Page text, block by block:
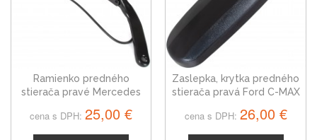
Ramienko predného
stierača pravé Mercedes
cena s DPH: 25,00 €
Zaslepka, krytka predného
stierača pravá Ford C-MAX
cena s DPH: 26,00 €